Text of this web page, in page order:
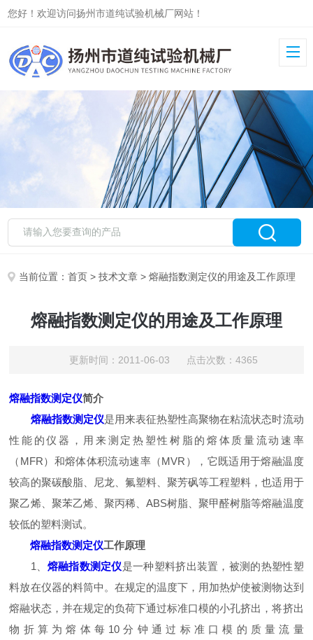
您好！欢迎访问扬州市道纯试验机械厂网站！
当前位置：首页 >技术文章 > 熔融指数测定仪的用途及工作原理
熔融指数测定仪的用途及工作原理
更新时间：2011-06-03 点击次数：4365
熔融指数测定仪简介
熔融指数测定仪是用来表征热塑性高聚物在粘流状态时流动
性能的仪器，用来测定热塑性树脂的熔体质量流动速率
（MFR）和熔体体积流动速率（MVR），它既适用于熔融温度
较高的聚碳酸脂、尼龙、氟塑料、聚芳砜等工程塑料，也适用于
聚乙烯、聚苯乙烯、聚丙稀、ABS树脂、聚甲醛树脂等熔融温度
较低的塑料测试。
熔融指数测定仪工作原理
1、 熔融指数测定仪是一种塑料挤出装置，被测的热塑性塑
料放在仪器的料筒中。在规定的温度下，用加热炉使被测物达到
熔融状态，并在规定的负荷下通过标准口模的小孔挤出，将挤出
物折算为熔体每10分钟通过标准口模的质量流量